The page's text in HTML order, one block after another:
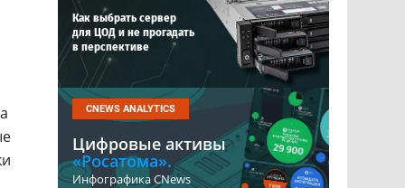
Как выбрать сервер
для ЦОД и не прогадать
в перспективе
CNEWS ANALYTICS
Цифровые активы
«Росатома».
Инфографика CNews